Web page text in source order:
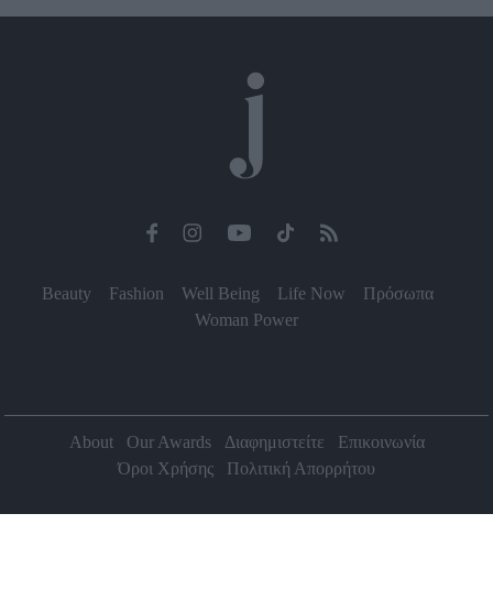
Beauty Fashion Well Being Life Now
Πρόσωπα
Woman Power
About Our Awards Διαφημιστείτε
Επικοινωνία
Όροι Χρήσης
Πολιτική Απορρήτου